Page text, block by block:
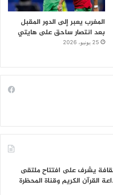
المغرب يعبر إلى الدور المقبل
بعد انتصار ساحق على هايتي
25 يونيو، 2026
يشرف على افتتاح ملتقى
القرآن الكريم وقناة المحظرة